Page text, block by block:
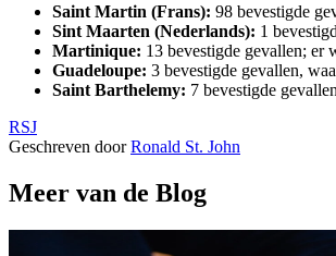
Saint Martin (Frans): 98 bevestigde
Sint Maarten (Nederlands): 1
Martinique: 13 bevestigde gevallen; er
Guadeloupe: 3 bevestigde gevallen,
Saint Barthelemy: 7 bevestigde gevallen
RSJ
Geschreven door Ronald St. John
Meer van de Blog